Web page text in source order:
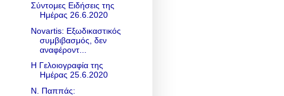
Σύντομες Ειδήσεις της
Ημέρας 26.6.2020
Novartis: Eξωδικαστικός
συμβιβασμός, δεν
αναφέροντ...
Η Γελοιογραφία της
Ημέρας 25.6.2020
Ν. Παππάς: